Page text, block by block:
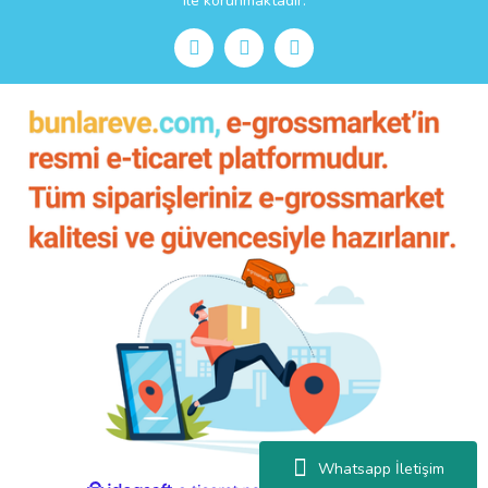
Whatsapp İletişim